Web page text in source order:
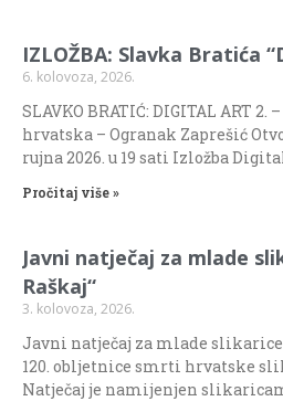
IZLOŽBA: Slavka Bratića
6. kolovoza, 2026.
SLAVKO BRATIĆ: DIGITAL ART 2.
hrvatska – Ogranak Zaprešić
rujna 2026. u 19 sati Izložba Digital
Pročitaj više »
Javni natječaj za mlade
Raškaj“
3. kolovoza, 2026.
Javni natječaj za mlade slikarice
120. obljetnice smrti hrvatske
Natječaj je namijenjen